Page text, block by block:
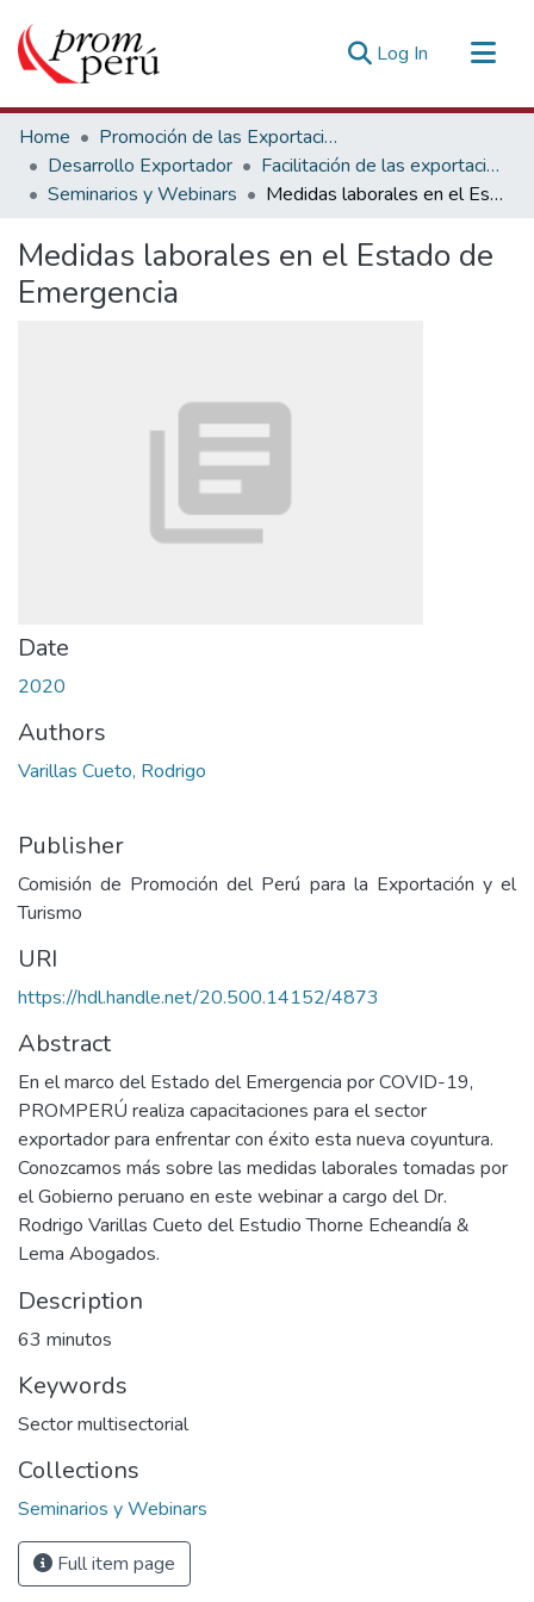
Log In (current)
Communities & Collections
All of DSpace
Statistics
Home
Promoción de las Exportaciones
Desarrollo Exportador
Facilitación de las exportaciones
Seminarios y Webinars
Medidas laborales en el Estado de Emergencia
Medidas laborales en el Estado de
Emergencia
Date
2020
Authors
Varillas Cueto, Rodrigo
Publisher
Comisión de Promoción del Perú para la Exportación y el
Turismo
URI
https://hdl.handle.net/20.500.14152/4873
Abstract
En el marco del Estado del Emergencia por COVID-19,
PROMPERÚ realiza capacitaciones para el sector
exportador para enfrentar con éxito esta nueva coyuntura.
Conozcamos más sobre las medidas laborales tomadas por
el Gobierno peruano en este webinar a cargo del Dr.
Rodrigo Varillas Cueto del Estudio Thorne Echeandía &
Lema Abogados.
Description
63 minutos
Keywords
Sector multisectorial
Collections
Seminarios y Webinars
Full item page